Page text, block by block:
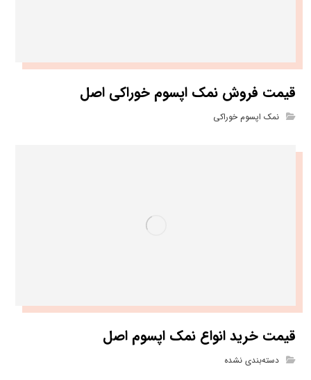
قیمت فروش نمک اپسوم خوراکی اصل
نمک اپسوم خوراکی
قیمت خرید انواع نمک اپسوم اصل
دسته‌بندی نشده